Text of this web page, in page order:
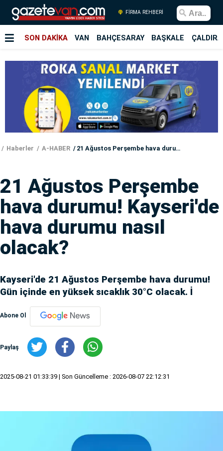
FİRMA REHBERİ
SON DAKİKA VAN BAHÇESARAY BAŞKALE
Haberler A-HABER 21 Ağustos Perşembe hava durumu! Kayseri'de hava durumu nasıl olacak?
21 Ağustos Perşembe
hava durumu! Kayseri'de
hava durumu nasıl
olacak?
Kayseri'de 21 Ağustos Perşembe hava durumu!
Gün içinde en yüksek sıcaklık 30°C olacak. İ
Abone Ol
Paylaş
2025-08-21 01:33:39 | Son Güncelleme : 2026-08-07 22:12:31